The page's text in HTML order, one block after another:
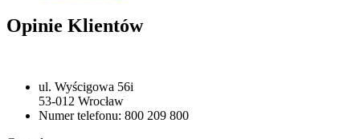
Opinie Klientów
ul. Wyścigowa 56i
53-012 Wrocław
Numer telefonu: 800 209 800